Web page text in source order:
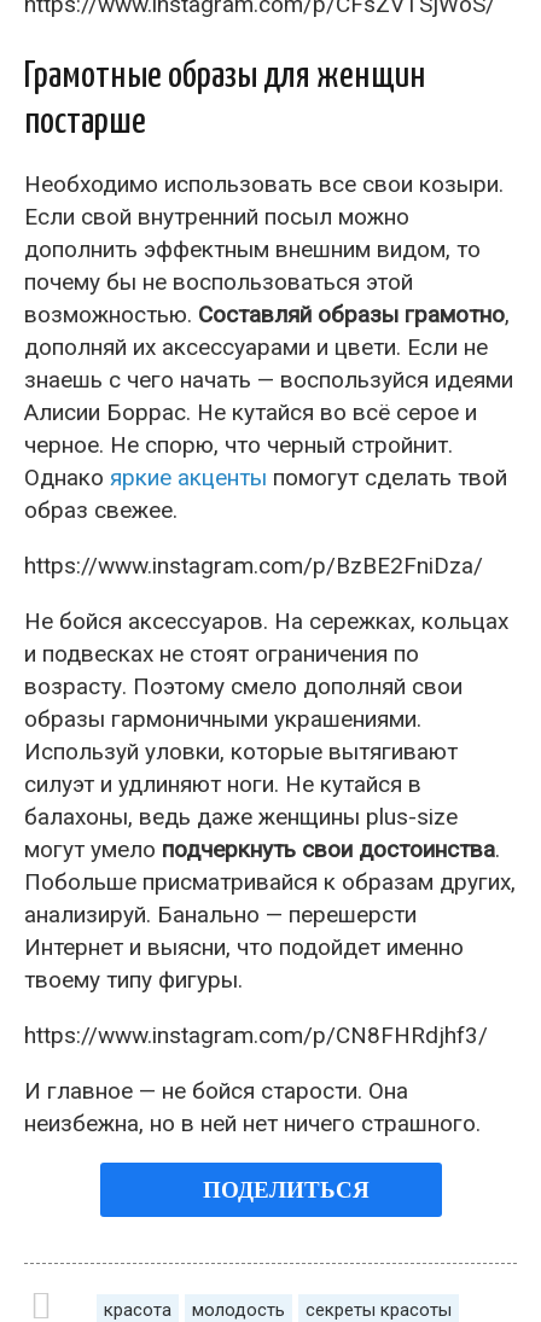
Грамотные образы для женщин
постарше
Необходимо использовать все свои козыри.
Если свой внутренний посыл можно
дополнить эффектным внешним видом, то
почему бы не воспользоваться этой
возможностью. Составляй образы грамотно,
дополняй их аксессуарами и цвети. Если не
знаешь с чего начать — воспользуйся идеями
Алисии Боррас. Не кутайся во всё серое и
черное. Не спорю, что черный стройнит.
Однако яркие акценты помогут сделать твой
образ свежее.
https://www.instagram.com/p/BzBE2FniDza/
Не бойся аксессуаров. На сережках, кольцах
и подвесках не стоят ограничения по
возрасту. Поэтому смело дополняй свои
образы гармоничными украшениями.
Используй уловки, которые вытягивают
силуэт и удлиняют ноги. Не кутайся в
балахоны, ведь даже женщины plus-size
могут умело подчеркнуть свои достоинства.
Побольше присматривайся к образам других,
анализируй. Банально — перешерсти
Интернет и выясни, что подойдет именно
твоему типу фигуры.
https://www.instagram.com/p/CN8FHRdjhf3/
И главное — не бойся старости. Она
неизбежна, но в ней нет ничего страшного.
ПОДЕЛИТЬСЯ
красота молодость секреты красоты